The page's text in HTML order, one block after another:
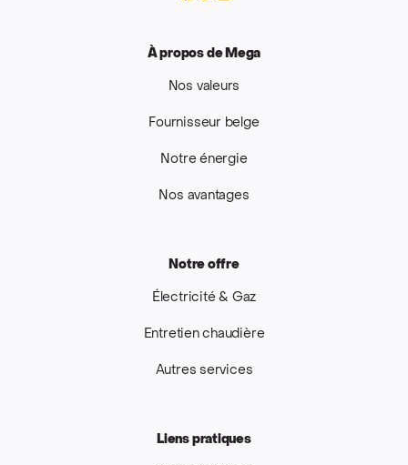
À propos de Mega
Nos valeurs
Fournisseur belge
Notre énergie
Nos avantages
Notre offre
Électricité & Gaz
Entretien chaudière
Autres services
Liens pratiques